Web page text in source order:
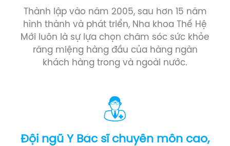
Thành lập vào năm 2005, sau hơn 15 năm
hình thành và phát triển, Nha khoa Thế Hệ
Mới luôn là sự lựa chọn chăm sóc sức khỏe
răng miệng hàng đầu của hàng ngàn
khách hàng trong và ngoài nước.
Đội ngũ Y Bác sĩ chuyên môn cao,